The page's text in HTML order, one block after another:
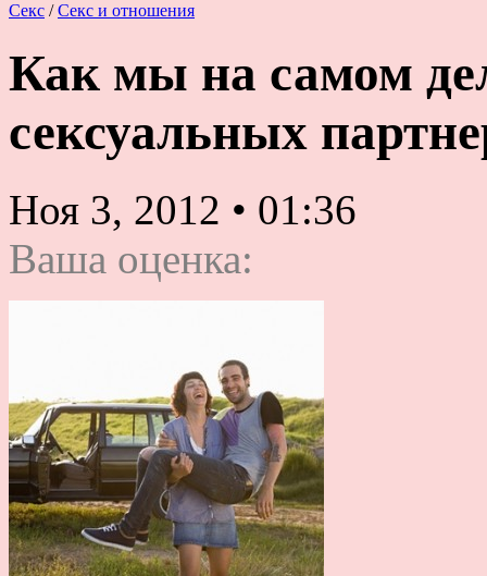
Секс / Секс и отношения
Как мы на самом
сексуальных
Ноя 3, 2012 • 01:36
Ваша оценка: